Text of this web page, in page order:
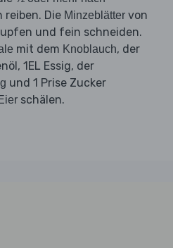
Die Minzeblättervon
und fein schneiden.
mit dem Knoblauch, der
1EL Essig, der
und 1 Prise Zucker
Eierschälen.